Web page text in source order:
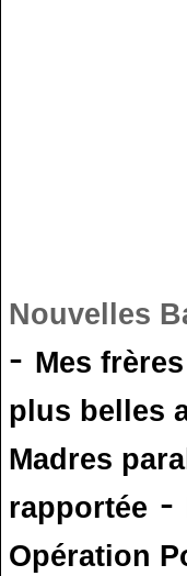
Nouvelles
- Mes
plus belles
Madres
rapportée -
Opération